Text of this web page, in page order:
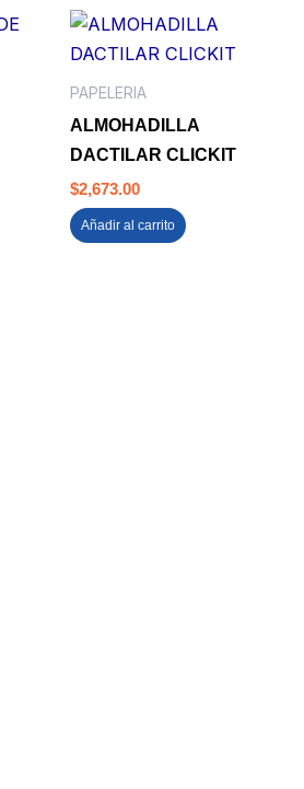
PAPELERIA
ALMOHADILLA
DACTILAR CLICKIT
$2,673.00
Añadir al carrito